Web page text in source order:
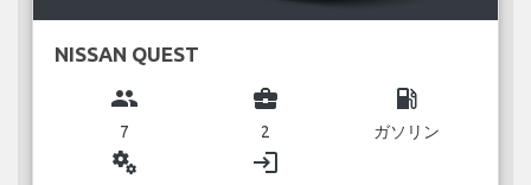
NISSAN QUEST
group
7
business_center
2
local_gas_station
ガソリン
miscellaneous_services login